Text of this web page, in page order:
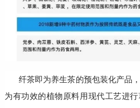
纤茶即为养生茶的预包装化产品
为有功效的植物原料用现代工艺进